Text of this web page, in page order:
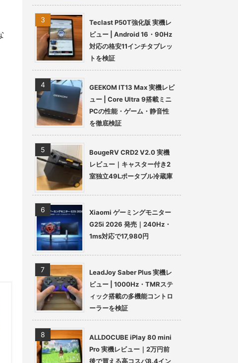
Teclast P50T強化版 実機レ
ビュー | Android 16・90Hz
対応の格安11インチタブレッ
トを検証
GEEKOM IT13 Max 実機レビ
ュー | Core Ultra 9搭載ミニ
PCの性能・ゲーム・静音性
を徹底検証
BougeRV CRD2 V2.0 実機
レビュー｜キャスター付き2
室独立49Lポータブル冷蔵庫
Xiaomi ゲーミングモニター
G25i 2026 発売｜240Hz・
1ms対応で17,980円
LeadJoy Saber Plus 実機レ
ビュー | 1000Hz・TMRステ
ィック搭載の多機能コントロ
ーラーを検証
ALLDOCUBE iPlay 80 mini
Pro 実機レビュー｜2万円前
後で買える高コスパ8.4イン